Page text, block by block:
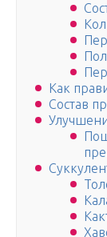
Как
Состав